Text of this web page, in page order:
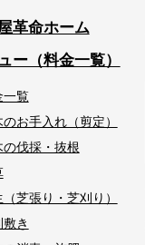
革命ホーム
ー（料金一覧）
一覧
お手入れ（剪定）
の伐採・抜根
芝張り・芝刈り）
き